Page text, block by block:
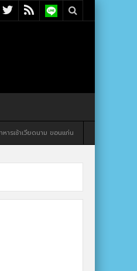
ช้าเวียดนาม ขอนแก่น